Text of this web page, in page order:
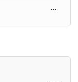
...